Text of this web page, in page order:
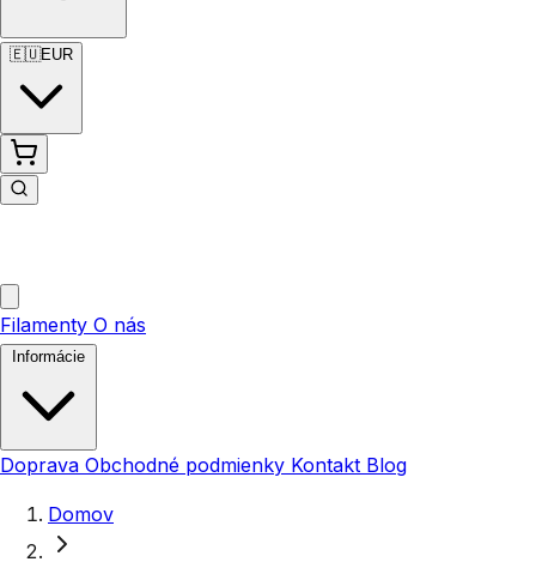
🇪🇺EUR
Filamenty O nás
Doprava Obchodné podmienky Kontakt Blog
Domov